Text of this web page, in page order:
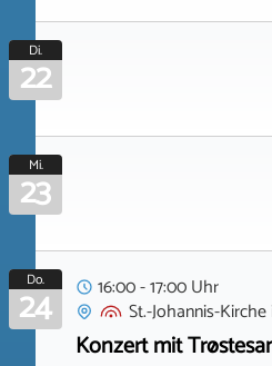
Di.
22
Mi.
23
Do.
24
16:00 - 17:00 Uhr
St.-Johannis-Kirche
Konzert mit